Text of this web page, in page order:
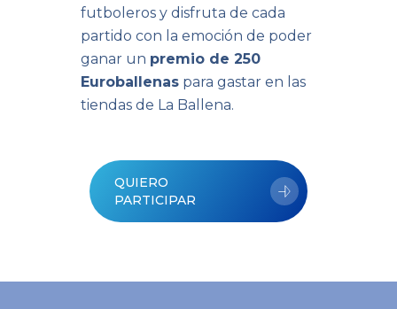
futboleros y disfruta de cada
partido con la emoción de poder
ganar un premio de 250
Euroballenas para gastar en las
tiendas de La Ballena.
QUIERO
PARTICIPAR